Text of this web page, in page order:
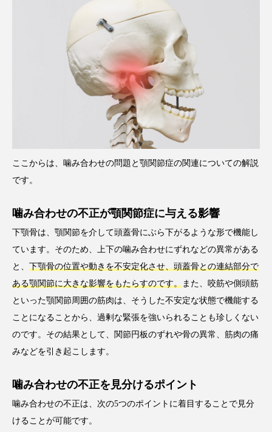
ここからは、噛み合わせの問題と顎関節症の関連についての解説
です。
噛み合わせの不正が顎関節症に与える影響
下顎骨は、顎関節を介して頭蓋骨にぶら下がるような形で機能し
ています。そのため、上下の噛み合わせにずれなどの異常がある
と、 下顎骨の位置や動きを不安定化させ、頭蓋骨との連結部分で
ある顎関節に大きな影響をもたらすのです。また、咬筋や側頭筋
といった顎関節周囲の筋肉は、そうした不安定な状態で機能する
ことになることから、過剰な緊張を強いられることも珍しくない
のです。その結果として、関節円板のずれや骨の異常、筋肉の痛
みなどを引き起こします。
噛み合わせの不正を見分けるポイント
噛み合わせの不正は、次の5つのポイントに着目することで見分
けることが可能です。